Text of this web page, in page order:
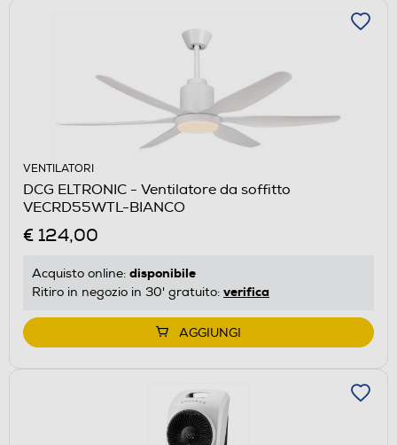
VENTILATORI
DCG ELTRONIC - Ventilatore da soffitto
VECRD55WTL-BIANCO
€ 124,00
Acquisto online: disponibile
Ritiro in negozio in 30' gratuito: verifica
AGGIUNGI